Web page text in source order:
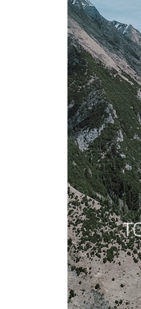
bộ bàn ghế ăn cơm
gấp gọn Đô Thị
Sóng Ghế Gấp
Ngoài Trời Cắm Trại
Ghế Ghế Trung Thu
Bãi Biển Ghế Di
Động Mazar Ghế
Xếp Câu Cá Phân
bộ bàn ghế gấp gọn
thông minh bộ bàn
Đô Thị Sóng Ghế
Gấp Ngoài Trời
Kermit Ghế Di Động
Cắm Trại Lưng Ghế
Dã Ngoại Câu Cá
Phân Bãi Biển Ghế
bộ bàn ghế học sinh
gấp gọn bộ bàn ăn
gấp gọn 6 ghế
bộ bàn ghế gấp gọn
Ngoài Trời Bàn Gấp
Di Động Cắm Trại